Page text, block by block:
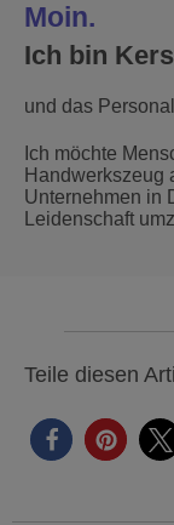
Moin.
Ich bin
und das
Ich möchte
Handwerkszeug
Unternehmen in
Leidenschaft
Teile diesen